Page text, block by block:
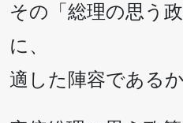
その「総理の思う
に、
適した陣容である